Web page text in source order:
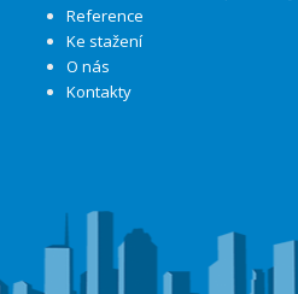
Reference
Ke stažení
O nás
Kontakty